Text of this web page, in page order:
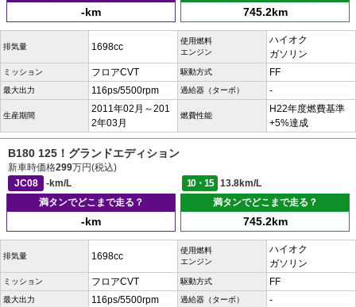
-km 745.2km
排気量 1698cc
使用燃料
エンジン
ハイオク
ガソリン
ミッション フロアCVT 駆動方式 FF
最大出力 116ps/5500rpm 過給器（ターボ） -
生産期間
2011年02月～201
2年03月
燃費性能
H22年度燃費基準
+5%達成
B180 125！グランドエディション
新車時価格299万円(税込)
JC08
-km/L 10・15
13.8km/L
満タンでどこまで走る？
-km
満タンでどこまで走る？
745.2km
排気量 1698cc
使用燃料
エンジン
ハイオク
ガソリン
ミッション フロアCVT 駆動方式 FF
最大出力 116ps/5500rpm 過給器（ターボ） -